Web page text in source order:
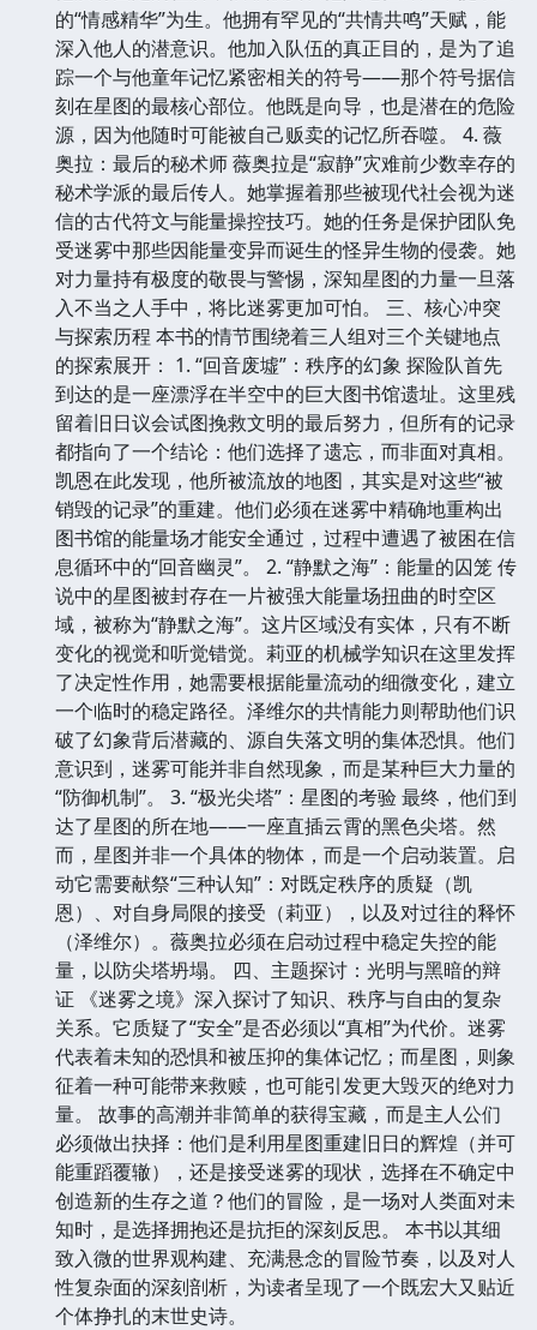
的“情感精华”为生。他拥有罕见的“共情共鸣”天赋，能
深入他人的潜意识。他加入队伍的真正目的，是为了追
踪一个与他童年记忆紧密相关的符号——那个符号据信
刻在星图的最核心部位。他既是向导，也是潜在的危险
源，因为他随时可能被自己贩卖的记忆所吞噬。 4. 薇
奥拉：最后的秘术师 薇奥拉是“寂静”灾难前少数幸存的
秘术学派的最后传人。她掌握着那些被现代社会视为迷
信的古代符文与能量操控技巧。她的任务是保护团队免
受迷雾中那些因能量变异而诞生的怪异生物的侵袭。她
对力量持有极度的敬畏与警惕，深知星图的力量一旦落
入不当之人手中，将比迷雾更加可怕。 三、核心冲突
与探索历程 本书的情节围绕着三人组对三个关键地点
的探索展开： 1. “回音废墟”：秩序的幻象 探险队首先
到达的是一座漂浮在半空中的巨大图书馆遗址。这里残
留着旧日议会试图挽救文明的最后努力，但所有的记录
都指向了一个结论：他们选择了遗忘，而非面对真相。
凯恩在此发现，他所被流放的地图，其实是对这些“被
销毁的记录”的重建。他们必须在迷雾中精确地重构出
图书馆的能量场才能安全通过，过程中遭遇了被困在信
息循环中的“回音幽灵”。 2. “静默之海”：能量的囚笼 传
说中的星图被封存在一片被强大能量场扭曲的时空区
域，被称为“静默之海”。这片区域没有实体，只有不断
变化的视觉和听觉错觉。莉亚的机械学知识在这里发挥
了决定性作用，她需要根据能量流动的细微变化，建立
一个临时的稳定路径。泽维尔的共情能力则帮助他们识
破了幻象背后潜藏的、源自失落文明的集体恐惧。他们
意识到，迷雾可能并非自然现象，而是某种巨大力量的
“防御机制”。 3. “极光尖塔”：星图的考验 最终，他们到
达了星图的所在地——一座直插云霄的黑色尖塔。然
而，星图并非一个具体的物体，而是一个启动装置。启
动它需要献祭“三种认知”：对既定秩序的质疑（凯
恩）、对自身局限的接受（莉亚），以及对过往的释怀
（泽维尔）。薇奥拉必须在启动过程中稳定失控的能
量，以防尖塔坍塌。 四、主题探讨：光明与黑暗的辩
证 《迷雾之境》深入探讨了知识、秩序与自由的复杂
关系。它质疑了“安全”是否必须以“真相”为代价。迷雾
代表着未知的恐惧和被压抑的集体记忆；而星图，则象
征着一种可能带来救赎，也可能引发更大毁灭的绝对力
量。 故事的高潮并非简单的获得宝藏，而是主人公们
必须做出抉择：他们是利用星图重建旧日的辉煌（并可
能重蹈覆辙），还是接受迷雾的现状，选择在不确定中
创造新的生存之道？他们的冒险，是一场对人类面对未
知时，是选择拥抱还是抗拒的深刻反思。 本书以其细
致入微的世界观构建、充满悬念的冒险节奏，以及对人
性复杂面的深刻剖析，为读者呈现了一个既宏大又贴近
个体挣扎的末世史诗。